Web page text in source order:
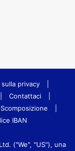
privacy
Contattaci
IBAN
("We", "US"), una